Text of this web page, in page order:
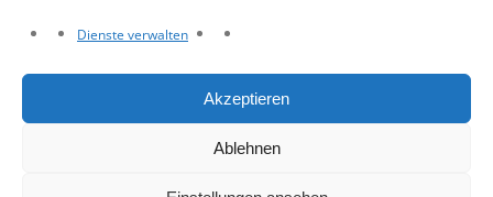
Dienste verwalten
Akzeptieren
Ablehnen